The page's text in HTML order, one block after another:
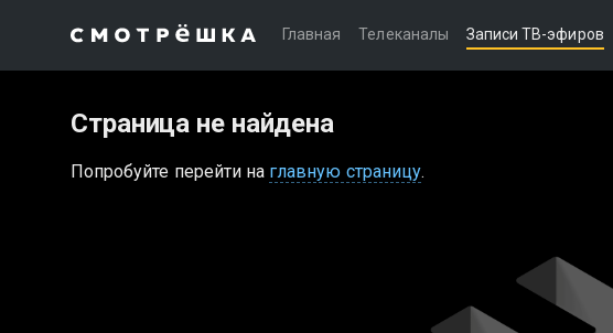
Главная Телеканалы Записи ТВ-эфиров
Страница не найдена
Попробуйте перейти на главную страницу.